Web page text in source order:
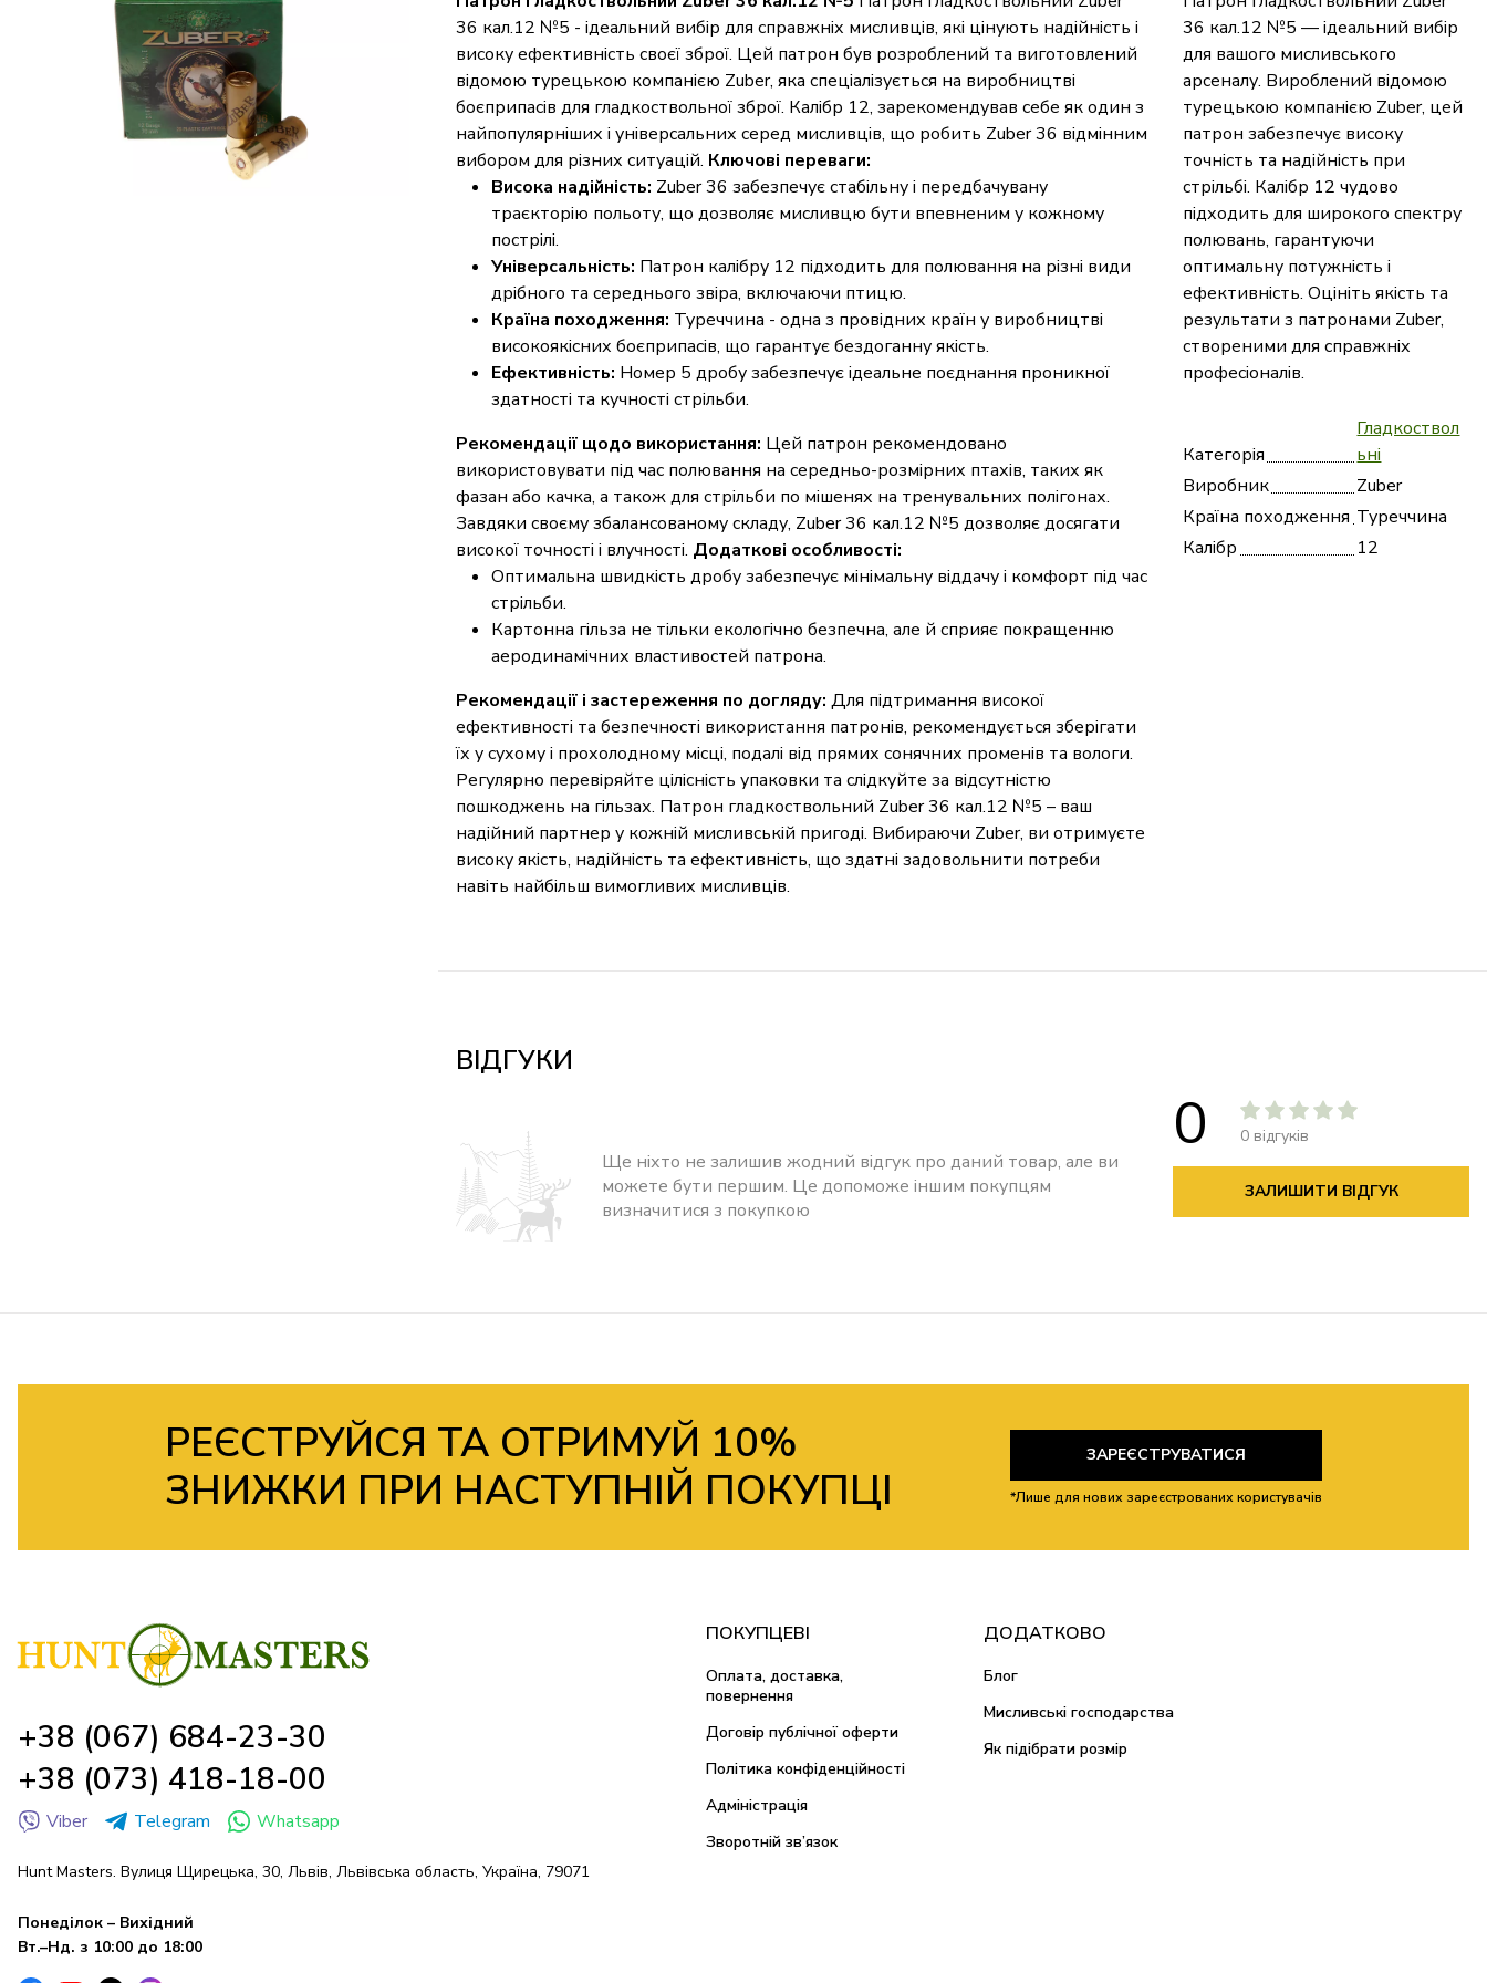
36 кал.12 №5 — ідеальний вибір
для вашого мисливського
арсеналу. Вироблений відомою
турецькою компанією Zuber, цей
патрон забезпечує високу
точність та надійність при
стрільбі. Калібр 12 чудово
підходить для широкого спектру
полювань, гарантуючи
оптимальну потужність і
ефективність. Оцініть якість та
результати з патронами Zuber,
створеними для справжніх
професіоналів.
Категорія
Гладкоствол
ьні
Виробник
Zuber
Країна походження Туреччина
Калібр
12
36 кал.12 №5 - ідеальний вибір для справжніх мисливців, які цінують надійність і
високу ефективність своєї зброї. Цей патрон був розроблений та виготовлений
відомою турецькою компанією Zuber, яка спеціалізується на виробництві
боєприпасів для гладкоствольної зброї. Калібр 12, зарекомендував себе як один з
найпопулярніших і універсальних серед мисливців, що робить Zuber 36 відмінним
вибором для різних ситуацій. Ключові переваги:
Висока надійність: Zuber 36 забезпечує стабільну і передбачувану
траєкторію польоту, що дозволяє мисливцю бути впевненим у кожному
пострілі.
Універсальність: Патрон калібру 12 підходить для полювання на різні види
дрібного та середнього звіра, включаючи птицю.
Країна походження: Туреччина - одна з провідних країн у виробництві
високоякісних боєприпасів, що гарантує бездоганну якість.
Ефективність: Номер 5 дробу забезпечує ідеальне поєднання проникної
здатності та кучності стрільби.
Рекомендації щодо використання: Цей патрон рекомендовано
використовувати під час полювання на середньо-розмірних птахів, таких як
фазан або качка, а також для стрільби по мішенях на тренувальних полігонах.
Завдяки своєму збалансованому складу, Zuber 36 кал.12 №5 дозволяє досягати
високої точності і влучності. Додаткові особливості:
Оптимальна швидкість дробу забезпечує мінімальну віддачу і комфорт під час
стрільби.
Картонна гільза не тільки екологічно безпечна, але й сприяє покращенню
аеродинамічних властивостей патрона.
Рекомендації і застереження по догляду: Для підтримання високої
ефективності та безпечності використання патронів, рекомендується зберігати
їх у сухому і прохолодному місці, подалі від прямих сонячних променів та вологи.
Регулярно перевіряйте цілісність упаковки та слідкуйте за відсутністю
пошкоджень на гільзах. Патрон гладкоствольний Zuber 36 кал.12 №5 – ваш
надійний партнер у кожній мисливській пригоді. Вибираючи Zuber, ви отримуєте
високу якість, надійність та ефективність, що здатні задовольнити потреби
навіть найбільш вимогливих мисливців.
ВІДГУКИ
0 0 відгуків
ЗАЛИШИТИ ВІДГУК
Ще ніхто не залишив жодний відгук про даний товар, але ви
можете бути першим. Це допоможе іншим покупцям
визначитися з покупкою
РЕЄСТРУЙСЯ ТА ОТРИМУЙ 10%
ЗНИЖКИ ПРИ НАСТУПНІЙ ПОКУПЦІ
ЗАРЕЄСТРУВАТИСЯ
*Лише для нових зареєстрованих користувачів
+38 (067) 684-23-30
+38 (073) 418-18-00
Viber Telegram Whatsapp
Hunt Masters. Вулиця Щирецька, 30, Львів, Львівська область, Україна, 79071
Понеділок – Вихідний
Вт.–Нд. з 10:00 до 18:00
ПОКУПЦЕВІ
Оплата, доставка,
повернення
Договір публічної оферти
Політика конфіденційності
Адміністрація
Зворотній зв’язок
ДОДАТКОВО
Блог
Мисливські господарства
Як підібрати розмір